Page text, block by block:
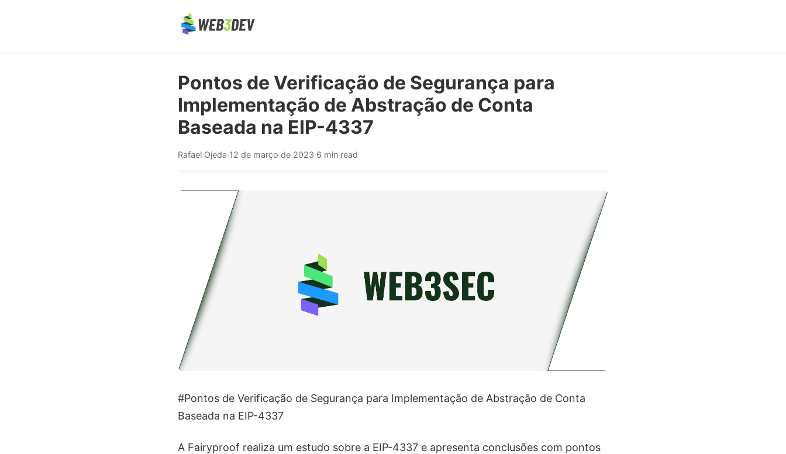
Pontos de Verificação de Segurança para
Implementação de Abstração de Conta
Baseada na EIP-4337
Rafael Ojeda·12 de março de 2023·6 min read
#Pontos de Verificação de Segurança para Implementação de Abstração de Conta
Baseada na EIP-4337
A Fairyproof realiza um estudo sobre a EIP-4337 e apresenta conclusões com pontos